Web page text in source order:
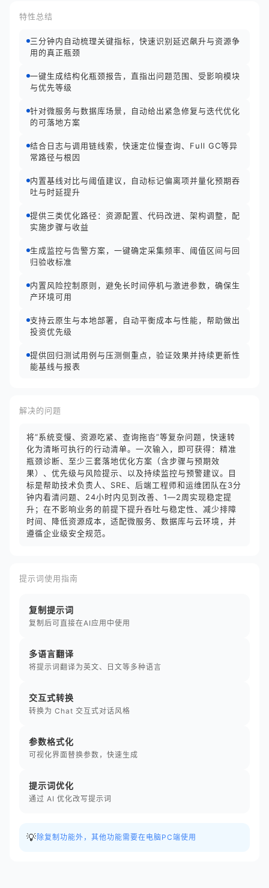
特性总结
三分钟内自动梳理关键指标，快速识别延迟飙升与资源争
用的真正瓶颈
一键生成结构化瓶颈报告，直指出问题范围、受影响模块
与优先等级
针对微服务与数据库场景，自动给出紧急修复与迭代优化
的可落地方案
结合日志与调用链线索，快速定位慢查询、Full GC等异
常路径与根因
内置基线对比与阈值建议，自动标记偏离项并量化预期吞
吐与时延提升
提供三类优化路径：资源配置、代码改进、架构调整，配
实施步骤与收益
生成监控与告警方案，一键确定采集频率、阈值区间与回
归验收标准
内置风险控制原则，避免长时间停机与激进参数，确保生
产环境可用
支持云原生与本地部署，自动平衡成本与性能，帮助做出
投资优先级
提供回归测试用例与压测侧重点，验证效果并持续更新性
能基线与报表
解决的问题
将“系统变慢、资源吃紧、查询拖沓”等复杂问题，快速转
化为清晰可执行的行动清单。一次输入，即可获得：精准
瓶颈诊断、至少三套落地优化方案（含步骤与预期效
果）、优先级与风险提示、以及持续监控与预警建议。目
标是帮助技术负责人、SRE、后端工程师和运维团队在3分
钟内看清问题、24小时内见到改善、1—2周实现稳定提
升；在不影响业务的前提下提升吞吐与稳定性、减少排障
时间、降低资源成本，适配微服务、数据库与云环境，并
遵循企业级安全规范。
提示词使用指南
复制提示词
复制后可直接在AI应用中使用
多语言翻译
将提示词翻译为英文、日文等多种语言
交互式转换
转换为 Chat 交互式对话风格
参数格式化
可视化界面替换参数，快速生成
提示词优化
通过 AI 优化改写提示词
💡 除复制功能外，其他功能需要在电脑PC端使用